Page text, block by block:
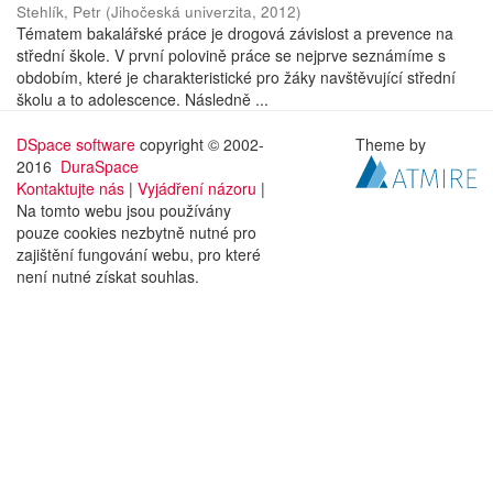
Stehlík, Petr (Jihočeská univerzita, 2012)
Tématem bakalářské práce je drogová závislost a prevence na
střední škole. V první polovině práce se nejprve seznámíme s
obdobím, které je charakteristické pro žáky navštěvující střední
školu a to adolescence. Následně ...
DSpace software copyright © 2002-
2016 DuraSpace
Kontaktujte nás | Vyjádření názoru |
Na tomto webu jsou používány
pouze cookies nezbytně nutné pro
zajištění fungování webu, pro které
není nutné získat souhlas.
Theme by